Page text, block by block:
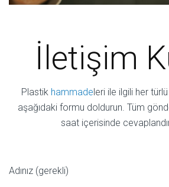
İletişim
Plastik hammadeleri ile ilgili her
aşağıdaki formu doldurun. Tüm
saat içerisinde
Adınız (gerekli)